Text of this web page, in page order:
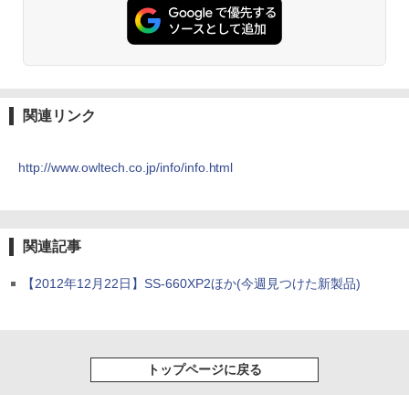
関連リンク
http://www.owltech.co.jp/info/info.html
関連記事
【2012年12月22日】SS-660XP2ほか(今週見つけた新製品)
トップページに戻る